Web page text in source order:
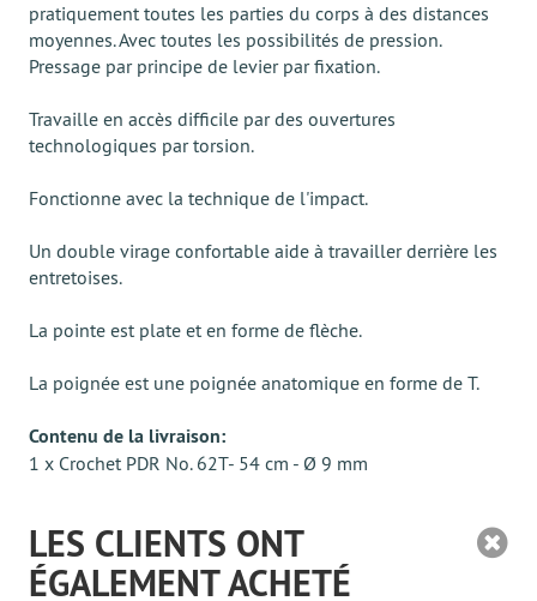
pratiquement toutes les parties du corps à des distances
moyennes. Avec toutes les possibilités de pression.
Pressage par principe de levier par fixation.
Travaille en accès difficile par des ouvertures
technologiques par torsion.
Fonctionne avec la technique de l'impact.
Un double virage confortable aide à travailler derrière les
entretoises.
La pointe est plate et en forme de flèche.
La poignée est une poignée anatomique en forme de T.
Contenu de la livraison:
1 x Crochet PDR No. 62T- 54 cm - Ø 9 mm
LES CLIENTS ONT
ÉGALEMENT ACHETÉ